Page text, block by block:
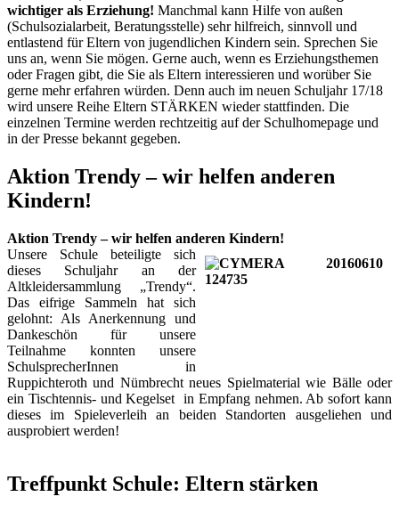
wichtiger als Erziehung! Manchmal kann Hilfe von außen
(Schulsozialarbeit, Beratungsstelle) sehr hilfreich, sinnvoll und
entlastend für Eltern von jugendlichen Kindern sein. Sprechen Sie
uns an, wenn Sie mögen. Gerne auch, wenn es Erziehungsthemen
oder Fragen gibt, die Sie als Eltern interessieren und worüber Sie
gerne mehr erfahren würden. Denn auch im neuen Schuljahr 17/18
wird unsere Reihe Eltern STÄRKEN wieder stattfinden. Die
einzelnen Termine werden rechtzeitig auf der Schulhomepage und
in der Presse bekannt gegeben.
Aktion Trendy – wir helfen anderen
Kindern!
Aktion Trendy – wir helfen anderen Kindern!
Unsere Schule beteiligte sich
dieses Schuljahr
an der
Altkleidersammlung
„Trendy“.
Das eifrige Sammeln hat sich
gelohnt: Als Anerkennung und
Dankeschön für unsere
Teilnahme konnten unsere
SchulsprecherInnen in
Ruppichteroth und Nümbrecht neues Spielmaterial wie Bälle oder
ein Tischtennis- und Kegelset in Empfang nehmen. Ab sofort kann
dieses im Spieleverleih an beiden Standorten ausgeliehen und
ausprobiert werden!
Treffpunkt Schule: Eltern stärken